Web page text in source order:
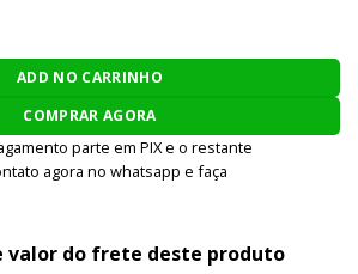
SRC 2.5" TITAN- PRATA quantidade
ADD NO CARRINHO
COMPRAR AGORA
parte em PIX e o restante
agora no whatsapp e faça
valor do frete deste produto